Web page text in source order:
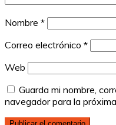
Nombre *
Correo electrónico *
Web
Guarda mi nombre,
navegador para la